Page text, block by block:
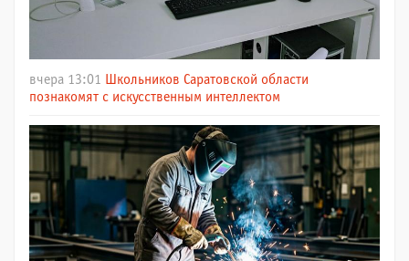
вчера 13:01
Школьников Саратовской области
познакомят с искусственным интеллектом